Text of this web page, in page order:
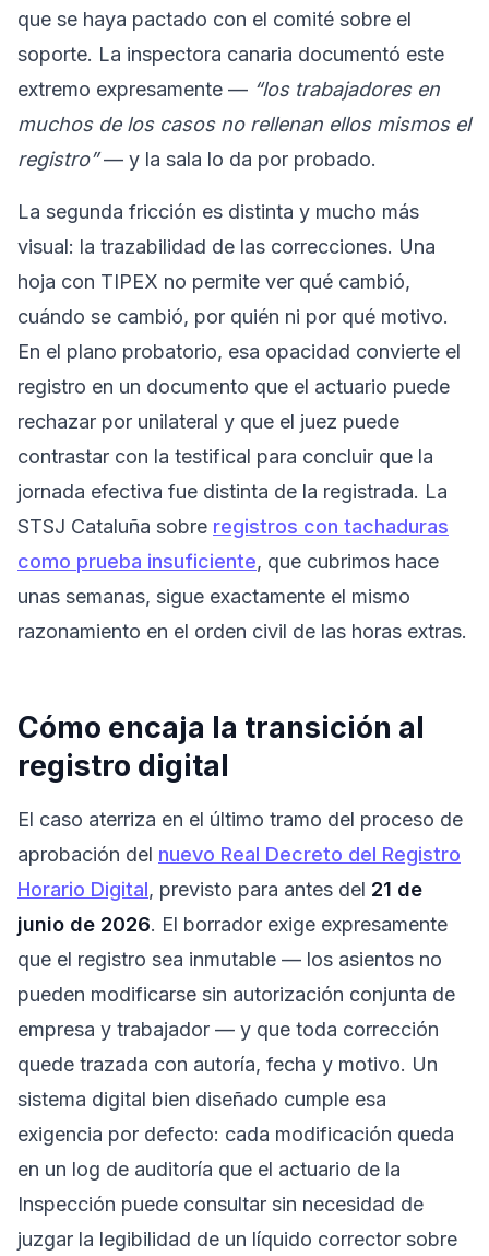
que se haya pactado con el comité sobre el
soporte. La inspectora canaria documentó este
extremo expresamente — “los trabajadores en
muchos de los casos no rellenan ellos mismos el
registro”— y la sala lo da por probado.
La segunda fricción es distinta y mucho más
visual: la trazabilidad de las correcciones. Una
hoja con TIPEX no permite ver qué cambió,
cuándo se cambió, por quién ni por qué motivo.
En el plano probatorio, esa opacidad convierte el
registro en un documento que el actuario puede
rechazar por unilateral y que el juez puede
contrastar con la testifical para concluir que la
jornada efectiva fue distinta de la registrada. La
STSJ Cataluña sobre registros con tachaduras
como prueba insuficiente, que cubrimos hace
unas semanas, sigue exactamente el mismo
razonamiento en el orden civil de las horas extras.
Cómo encaja la transición al
registro digital
El caso aterriza en el último tramo del proceso de
aprobación del nuevo Real Decreto del Registro
Horario Digital, previsto para antes del 21 de
junio de 2026. El borrador exige expresamente
que el registro sea inmutable — los asientos no
pueden modificarse sin autorización conjunta de
empresa y trabajador — y que toda corrección
quede trazada con autoría, fecha y motivo. Un
sistema digital bien diseñado cumple esa
exigencia por defecto: cada modificación queda
en un log de auditoría que el actuario de la
Inspección puede consultar sin necesidad de
juzgar la legibilidad de un líquido corrector sobre